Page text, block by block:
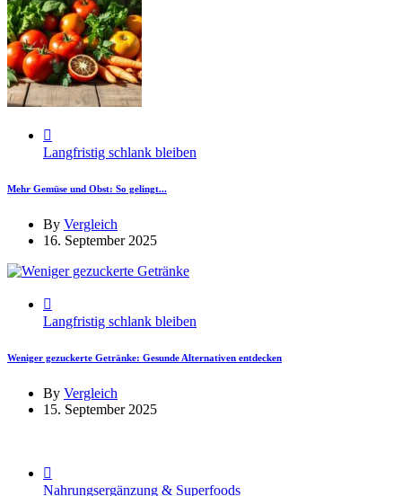
Langfristig schlank bleiben
Mehr Gemüse und Obst: So gelingt...
By Vergleich
16. September 2025
Langfristig schlank bleiben
Weniger gezuckerte Getränke: Gesunde Alternativen entdecken
By Vergleich
15. September 2025
Nahrungsergänzung & Superfoods